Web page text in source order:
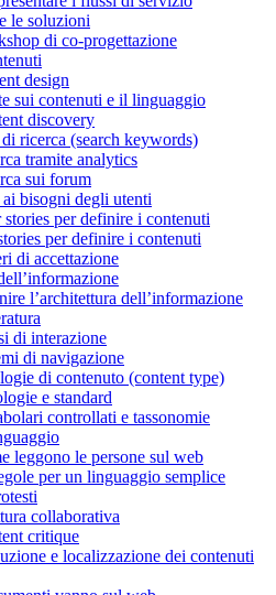
le soluzioni
di co-progettazione
design
sui contenuti e il linguaggio
discovery
ricerca (search keywords)
tramite analytics
sui forum
bisogni degli utenti
stories per definire i contenuti
per definire i contenuti
di accettazione
l’architettura dell’informazione
di interazione
di navigazione
di contenuto (content type)
e standard
controllati e tassonomie
leggono le persone sul web
per un linguaggio semplice
collaborativa
critique
e localizzazione dei contenuti